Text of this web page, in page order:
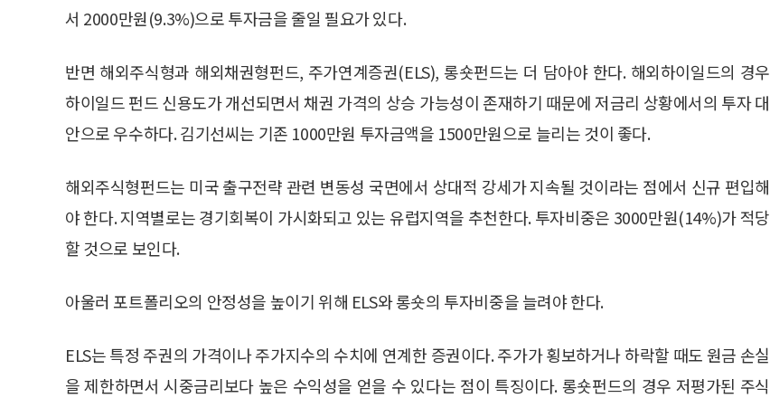
서 2000만원(9.3%)으로 투자금을 줄일 필요가 있다.
반면 해외주식형과 해외채권형펀드, 주가연계증권(ELS), 롱숏펀드는 더 담아야 한다. 해외하이일드의 경우
하이일드 펀드 신용도가 개선되면서 채권 가격의 상승 가능성이 존재하기 때문에 저금리 상황에서의 투자 대
안으로 우수하다. 김기선씨는 기존 1000만원 투자금액을 1500만원으로 늘리는 것이 좋다.
해외주식형펀드는 미국 출구전략 관련 변동성 국면에서 상대적 강세가 지속될 것이라는 점에서 신규 편입해
야 한다. 지역별로는 경기회복이 가시화되고 있는 유럽지역을 추천한다. 투자비중은 3000만원(14%)가 적당
할 것으로 보인다.
아울러 포트폴리오의 안정성을 높이기 위해 ELS와 롱숏의 투자비중을 늘려야 한다.
ELS는 특정 주권의 가격이나 주가지수의 수치에 연계한 증권이다. 주가가 횡보하거나 하락할 때도 원금 손실
을 제한하면서 시중금리보다 높은 수익성을 얻을 수 있다는 점이 특징이다. 롱숏펀드의 경우 저평가된 주식